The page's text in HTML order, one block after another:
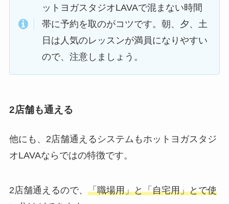
ットヨガスタジオLAVAで混まない時間
帯に予約を取のがコツです。朝、夕、土
日は人気のレッスンが満員になりやすい
ので、注意しましょう。
2店舗も通える
他にも、2店舗通えるシステムもホットヨガスタジ
オLAVAならではの特徴です。
2店舗通えるので、 「職場用」と「自宅用」とで使